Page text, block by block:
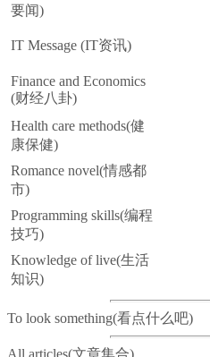
要闻)
IT Message (IT资讯)
Finance and Economics
(财经八卦)
Health care methods(健
康保健)
Romance novel(情感都
市)
Programming skills(编程
技巧)
Knowledge of live(生活
知识)
To look something(看点什么吧)
All articles(文章集合)